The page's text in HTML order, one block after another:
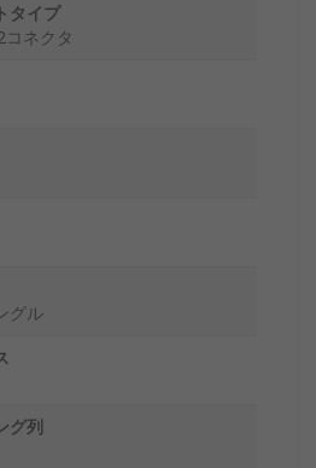
タイプ
ネクタ
グル
グ列